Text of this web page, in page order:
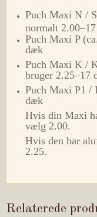
Puch Maxi N /
normalt
Puch Maxi P
dæk
Puch Maxi K /
bruger 2.25–17
Puch Maxi P1 /
dæk
Hvis din Maxi
vælg 2.00.
Hvis den har
2.25.
Relaterede